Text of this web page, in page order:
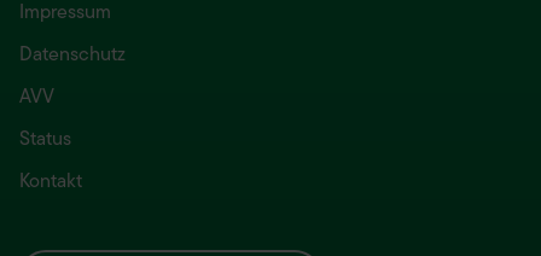
Impressum
Datenschutz
AVV
Status
Kontakt